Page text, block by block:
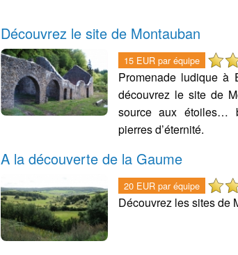
Découvrez le site de Montauban
15 EUR par équipe
Promenade ludique à
découvrez le site de
source aux étoiles…
pierres d’éternité.
A la découverte de la Gaume
20 EUR par équipe
Découvrez les sites de